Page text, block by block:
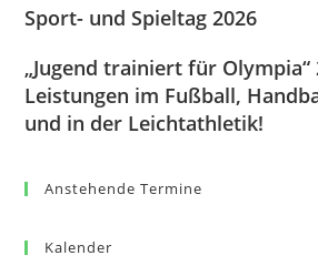
Sport- und Spieltag 2026
„Jugend trainiert für Olympia“
Leistungen im Fußball,
und in der Leichtathletik!
Anstehende Termine
Kalender